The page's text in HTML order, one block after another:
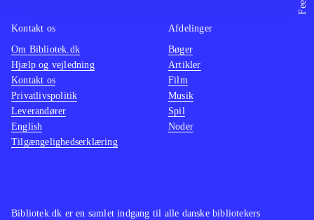
Bibliotek.dk er en samlet indgang til alle danske bibliotekers
Kontakt os
Om Bibliotek.dk
Hjælp og vejledning
Kontakt os
Privatlivspolitik
Leverandører
English
Tilgængelighedserklæring
Afdelinger
Bøger
Artikler
Film
Musik
Spil
Noder